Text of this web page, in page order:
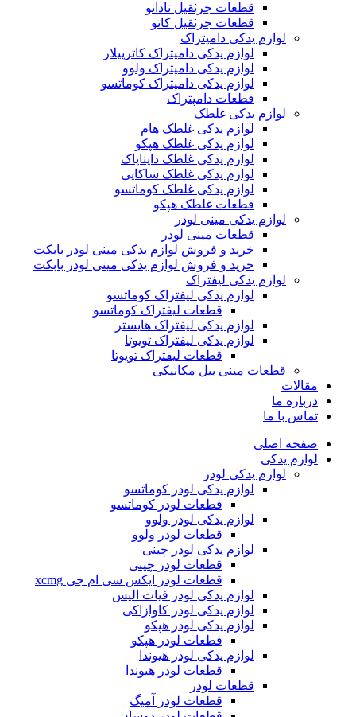
قطعات جرثقیل تادانو
قطعات جرثقیل کاتو
لوازم یدکی دامپتراک
لوازم یدکی دامپتراک کاترپیلار
لوازم یدکی دامپتراک ولوو
لوازم یدکی دامپتراک کوماتسو
قطعات دامپتراک
لوازم یدکی غلطک
لوازم یدکی غلطک هام
لوازم یدکی غلطک هپکو
لوازم یدکی غلطک دایناپاک
لوازم یدکی غلطک ساکایی
لوازم یدکی غلطک کوماتسو
قطعات غلطک هپکو
لوازم یدکی مینی لودر
قطعات مینی لودر
خرید و فروش لوازم یدکی مینی لودر بابکت
خرید و فروش لوازم یدکی مینی لودر بابکت
لوازم یدکی لیفتراک
لوازم یدکی لیفتراک کوماتسو
قطعات لیفتراک کوماتسو
لوازم یدکی لیفتراک هایستر
لوازم یدکی لیفتراک تویوتا
قطعات لیفتراک تویوتا
قطعات مینی بیل مکانیکی
ما
با ما
اصلی
یدکی
لوازم یدکی لودر
لوازم یدکی لودر کوماتسو
قطعات لودر کوماتسو
لوازم یدکی لودر ولوو
قطعات لودر ولوو
لوازم یدکی لودر چینی
قطعات لودر چینی
قطعات لودر ایکس سی ام جی xcmg
لوازم یدکی لودر فیات الیس
لوازم یدکی لودر کاوازاکی
لوازم یدکی لودر هپکو
قطعات لودر هپکو
لوازم یدکی لودر هیوندا
قطعات لودر هیوندا
قطعات لودر
قطعات لودر آمیگ